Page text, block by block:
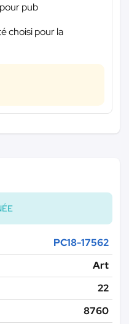
pub
choisi pour la
PC18-17562
Art
22
8760